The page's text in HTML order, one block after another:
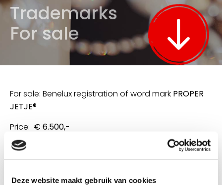
Deze website maakt gebruik van cookies
Trademarks
For sale
For sale: Benelux registration of word mark PROPER
JETJE®
Price: € 6.500,-
Are you interested in this brand? Then contact us